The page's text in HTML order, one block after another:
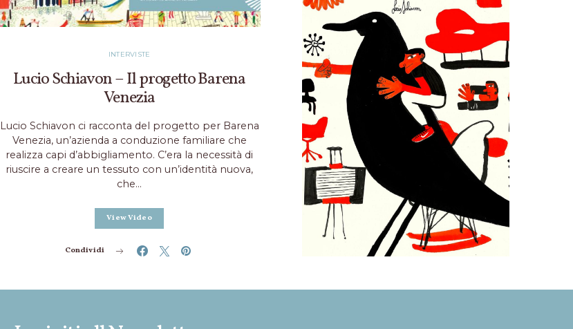
INTERVISTE
Lucio Schiavon – Il progetto Barena
Venezia
Lucio Schiavon ci racconta del progetto per Barena
Venezia, un’azienda a conduzione familiare che
realizza capi d’abbigliamento. C’era la necessità di
riuscire a creare un tessuto con un’identità nuova,
che…
View Video
Condividi